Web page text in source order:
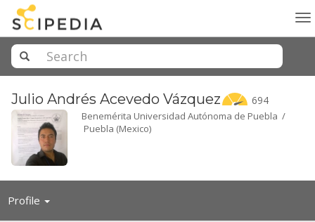
Julio Andrés Acevedo Vázquez 694
Benemérita Universidad Autónoma de Puebla /
Puebla (Mexico)
Profile Toggle